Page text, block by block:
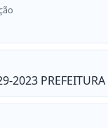
2023 PREFEITURA